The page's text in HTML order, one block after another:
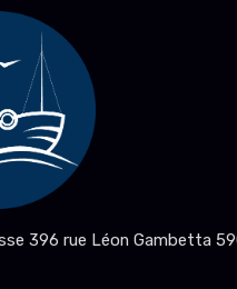
396 rue Léon Gambetta